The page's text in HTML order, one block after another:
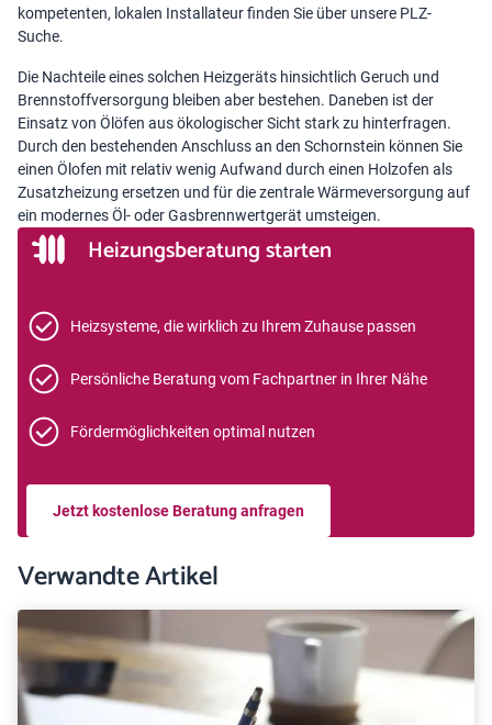
kompetenten, lokalen Installateur finden Sie über unsere PLZ-
Suche.
Die Nachteile eines solchen Heizgeräts hinsichtlich Geruch und
Brennstoffversorgung bleiben aber bestehen. Daneben ist der
Einsatz von Ölöfen aus ökologischer Sicht stark zu hinterfragen.
Durch den bestehenden Anschluss an den Schornstein können Sie
einen Ölofen mit relativ wenig Aufwand durch einen Holzofen als
Zusatzheizung ersetzen und für die zentrale Wärmeversorgung auf
ein modernes Öl- oder Gasbrennwertgerät umsteigen.
Heizungsberatung starten
Heizsysteme, die wirklich zu Ihrem Zuhause passen
Persönliche Beratung vom Fachpartner in Ihrer Nähe
Fördermöglichkeiten optimal nutzen
Jetzt kostenlose Beratung anfragen
Verwandte Artikel